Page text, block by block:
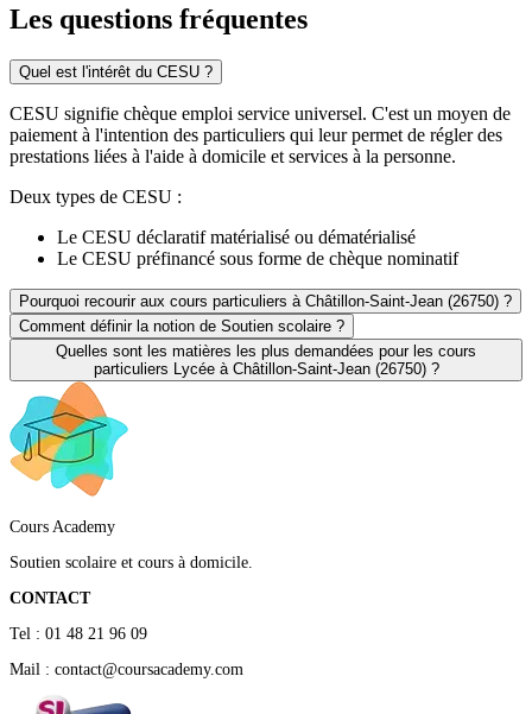
Les questions fréquentes
Quel est l'intérêt du CESU ?
CESU signifie chèque emploi service universel. C'est un moyen de
paiement à l'intention des particuliers qui leur permet de régler des
prestations liées à l'aide à domicile et services à la personne.
Deux types de CESU :
Le CESU déclaratif matérialisé ou dématérialisé
Le CESU préfinancé sous forme de chèque nominatif
Pourquoi recourir aux cours particuliers à Châtillon-Saint-Jean (26750) ?
Comment définir la notion de Soutien scolaire ?
Quelles sont les matières les plus demandées pour les cours
particuliers Lycée à Châtillon-Saint-Jean (26750) ?
Cours Academy
Soutien scolaire et cours à domicile.
CONTACT
Tel : 01 48 21 96 09
Mail : contact@coursacademy.com